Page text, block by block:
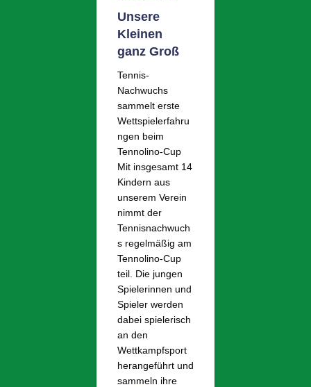
Unsere
Kleinen
ganz Groß
Tennis-
Nachwuchs
sammelt erste
Wettspielerfahru
ngen beim
Tennolino-Cup
Mit insgesamt 14
Kindern aus
unserem Verein
nimmt der
Tennisnachwuch
s regelmäßig am
Tennolino-Cup
teil. Die jungen
Spielerinnen und
Spieler werden
dabei spielerisch
an den
Wettkampfsport
herangeführt und
sammeln ihre